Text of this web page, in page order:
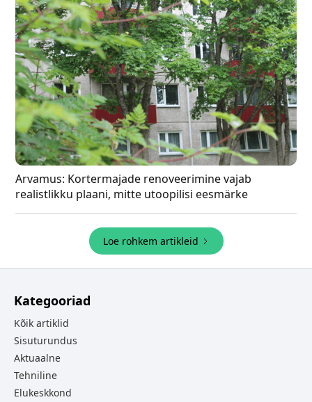
Arvamus: Kortermajade renoveerimine vajab
realistlikku plaani, mitte utoopilisi eesmärke
Loe rohkem artikleid
Kategooriad
Kõik artiklid
Sisuturundus
Aktuaalne
Tehniline
Elukeskkond